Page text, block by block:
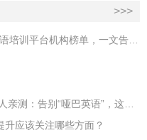
>>>
【16万人的经验贴】2022全球十大英语培训平台机构榜单，一文告诉你
必克英语效果怎么样？2026广东外贸人亲测：告别“哑巴英语”，这才是成年人最高效的自救指南！
升应该关注哪些方面？